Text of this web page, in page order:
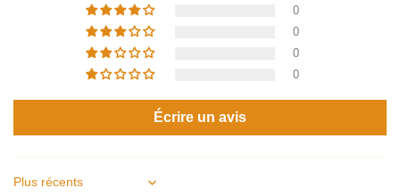
0
0
0
0
Écrire un avis
Sort by